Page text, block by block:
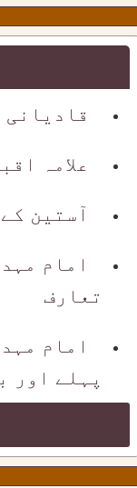
علامہ
آستین
امام
تعارف
امام
پہلے اور